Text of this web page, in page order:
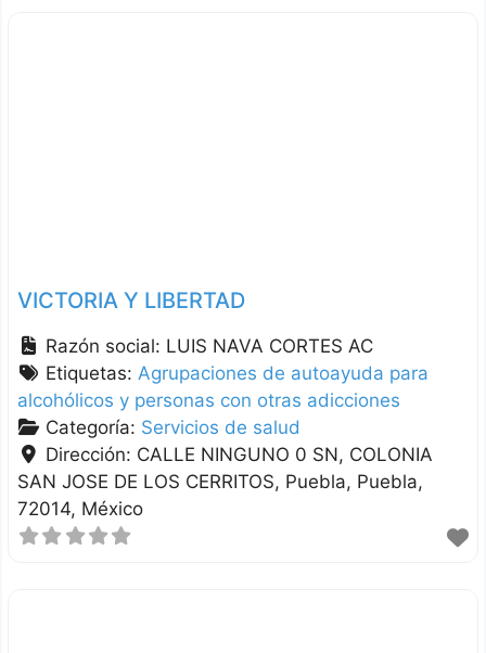
VICTORIA Y LIBERTAD
Razón social: LUIS NAVA CORTES AC
Etiquetas: Agrupaciones de autoayuda para
alcohólicos y personas con otras adicciones
Categoría: Servicios de salud
Dirección: CALLE NINGUNO 0 SN, COLONIA
SAN JOSE DE LOS CERRITOS Puebla Puebla
72014 México